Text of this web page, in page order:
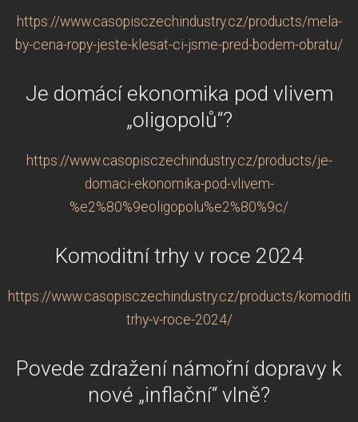
https://www.casopisczechindustry.cz/products/mela-
by-cena-ropy-jeste-klesat-ci-jsme-pred-bodem-obratu/
Je domácí ekonomika pod vlivem
„oligopolů“?
https://www.casopisczechindustry.cz/products/je-
domaci-ekonomika-pod-vlivem-
%e2%80%9eoligopolu%e2%80%9c/
Komoditní trhy v roce 2024
https://www.casopisczechindustry.cz/products/
trhy-v-roce-2024/
Povede zdražení námořní dopravy k
nové „inflační“ vlně?